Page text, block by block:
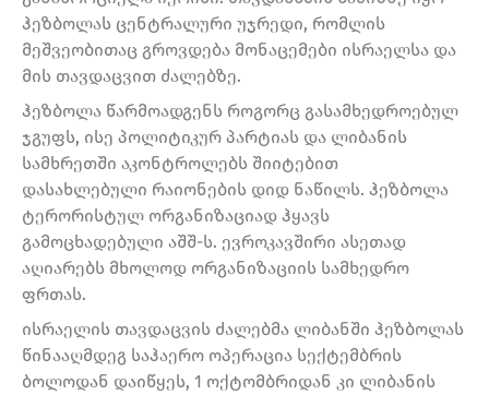
ჰეზბოლას ცენტრალური უჯრედი, რომლის
მეშვეობითაც გროვდება მონაცემები ისრაელსა და
მის თავდაცვით ძალებზე.
ჰეზბოლა წარმოადგენს როგორც გასამხედროებულ
ჯგუფს, ისე პოლიტიკურ პარტიას და ლიბანის
სამხრეთში აკონტროლებს შიიტებით
დასახლებული რაიონების დიდ ნაწილს. ჰეზბოლა
ტერორისტულ ორგანიზაციად ჰყავს
გამოცხადებული აშშ-ს. ევროკავშირი ასეთად
აღიარებს მხოლოდ ორგანიზაციის სამხედრო
ფრთას.
ისრაელის თავდაცვის ძალებმა ლიბანში ჰეზბოლას
წინააღმდეგ საჰაერო ოპერაცია სექტემბრის
ბოლოდან დაიწყეს, 1 ოქტომბრიდან კი ლიბანის